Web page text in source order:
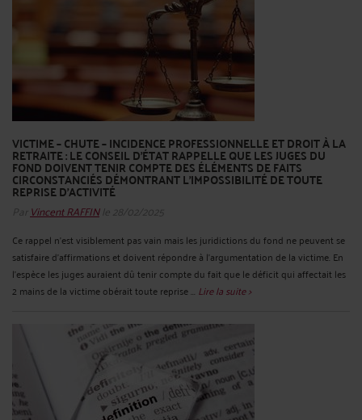
VICTIME – CHUTE – INCIDENCE PROFESSIONNELLE ET DROIT À LA
RETRAITE : LE CONSEIL D'ÉTAT RAPPELLE QUE LES JUGES DU
FOND DOIVENT TENIR COMPTE DES ÉLÉMENTS DE FAITS
CIRCONSTANCIÉS DÉMONTRANT L'IMPOSSIBILITÉ DE TOUTE
REPRISE D'ACTIVITÉ
Par Vincent RAFFINle 28/02/2025
Ce rappel n'est visiblement pas vain mais les juridictions du fond ne peuvent se
satisfaire d'affirmations et doivent répondre à l'argumentation de la victime. En
l'espèce les juges auraient dû tenir compte du fait que le déficit qui affectait les
2 mains de la victime obérait toute reprise ... Lire la suite >